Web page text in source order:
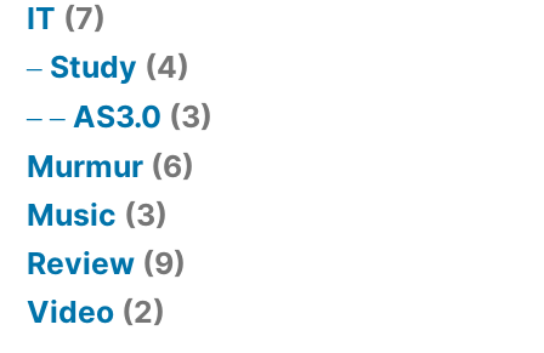
IT (7)
Study (4)
AS3.0 (3)
Murmur (6)
Music (3)
Review (9)
Video (2)